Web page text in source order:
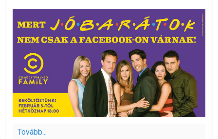
Tovább...